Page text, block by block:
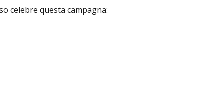
celebre questa campagna: